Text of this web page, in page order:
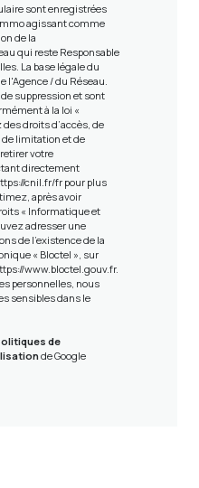
sont enregistrées
agissant comme
de la
qui reste Responsable
La base légale du
/ du Réseau.
suppression et sont
à la loi «
droits d’accès, de
de limitation et de
votre
directement
cnil.fr/frpour plus
après avoir
« Informatique et
adresser une
de l’existence de la
« Bloctel », sur
www.bloctel.gouv.fr.
personnelles, nous
sensibles dans le
de
de Google